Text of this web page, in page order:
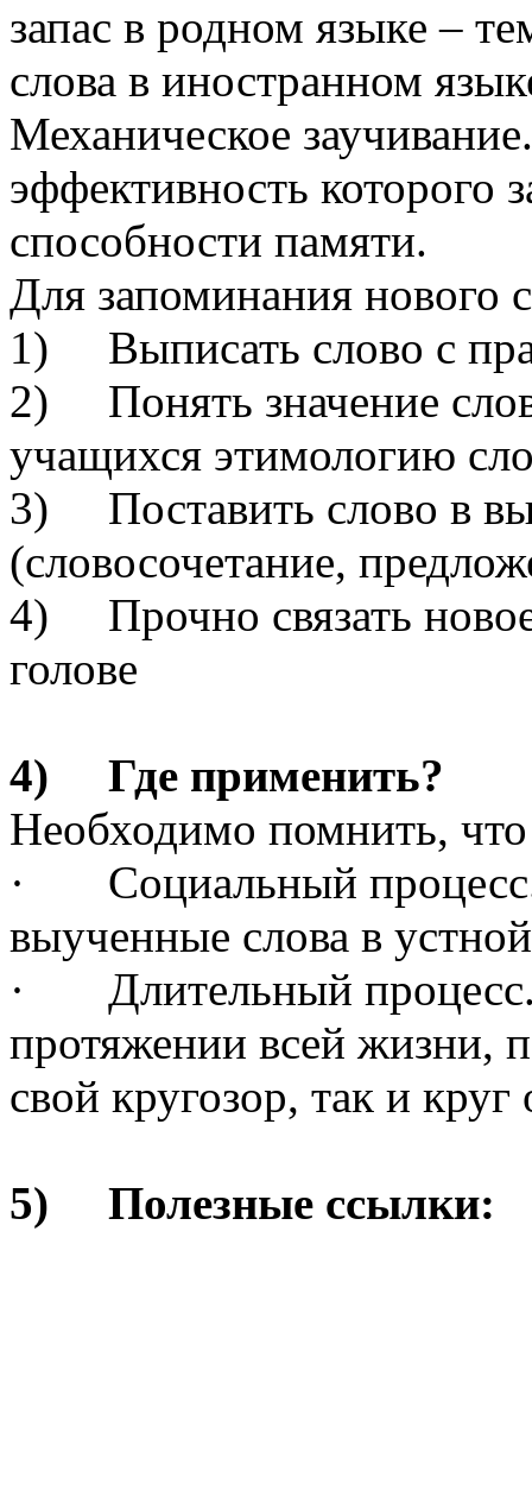
запас в родном языке –
слова в иностранном
Механическое
эффективность которого
способности памяти.
Для запоминания нового
1) Выписать слово с
2) Понять значение
учащихся этимологию
3) Поставить слово в
(словосочетание,
4) Прочно связать
голове
4) Где применить?
Необходимо помнить, что
· Социальный процесс.
выученные слова в
· Длительный
протяжении всей жизни,
свой кругозор, так и
5) Полезные ссылки: